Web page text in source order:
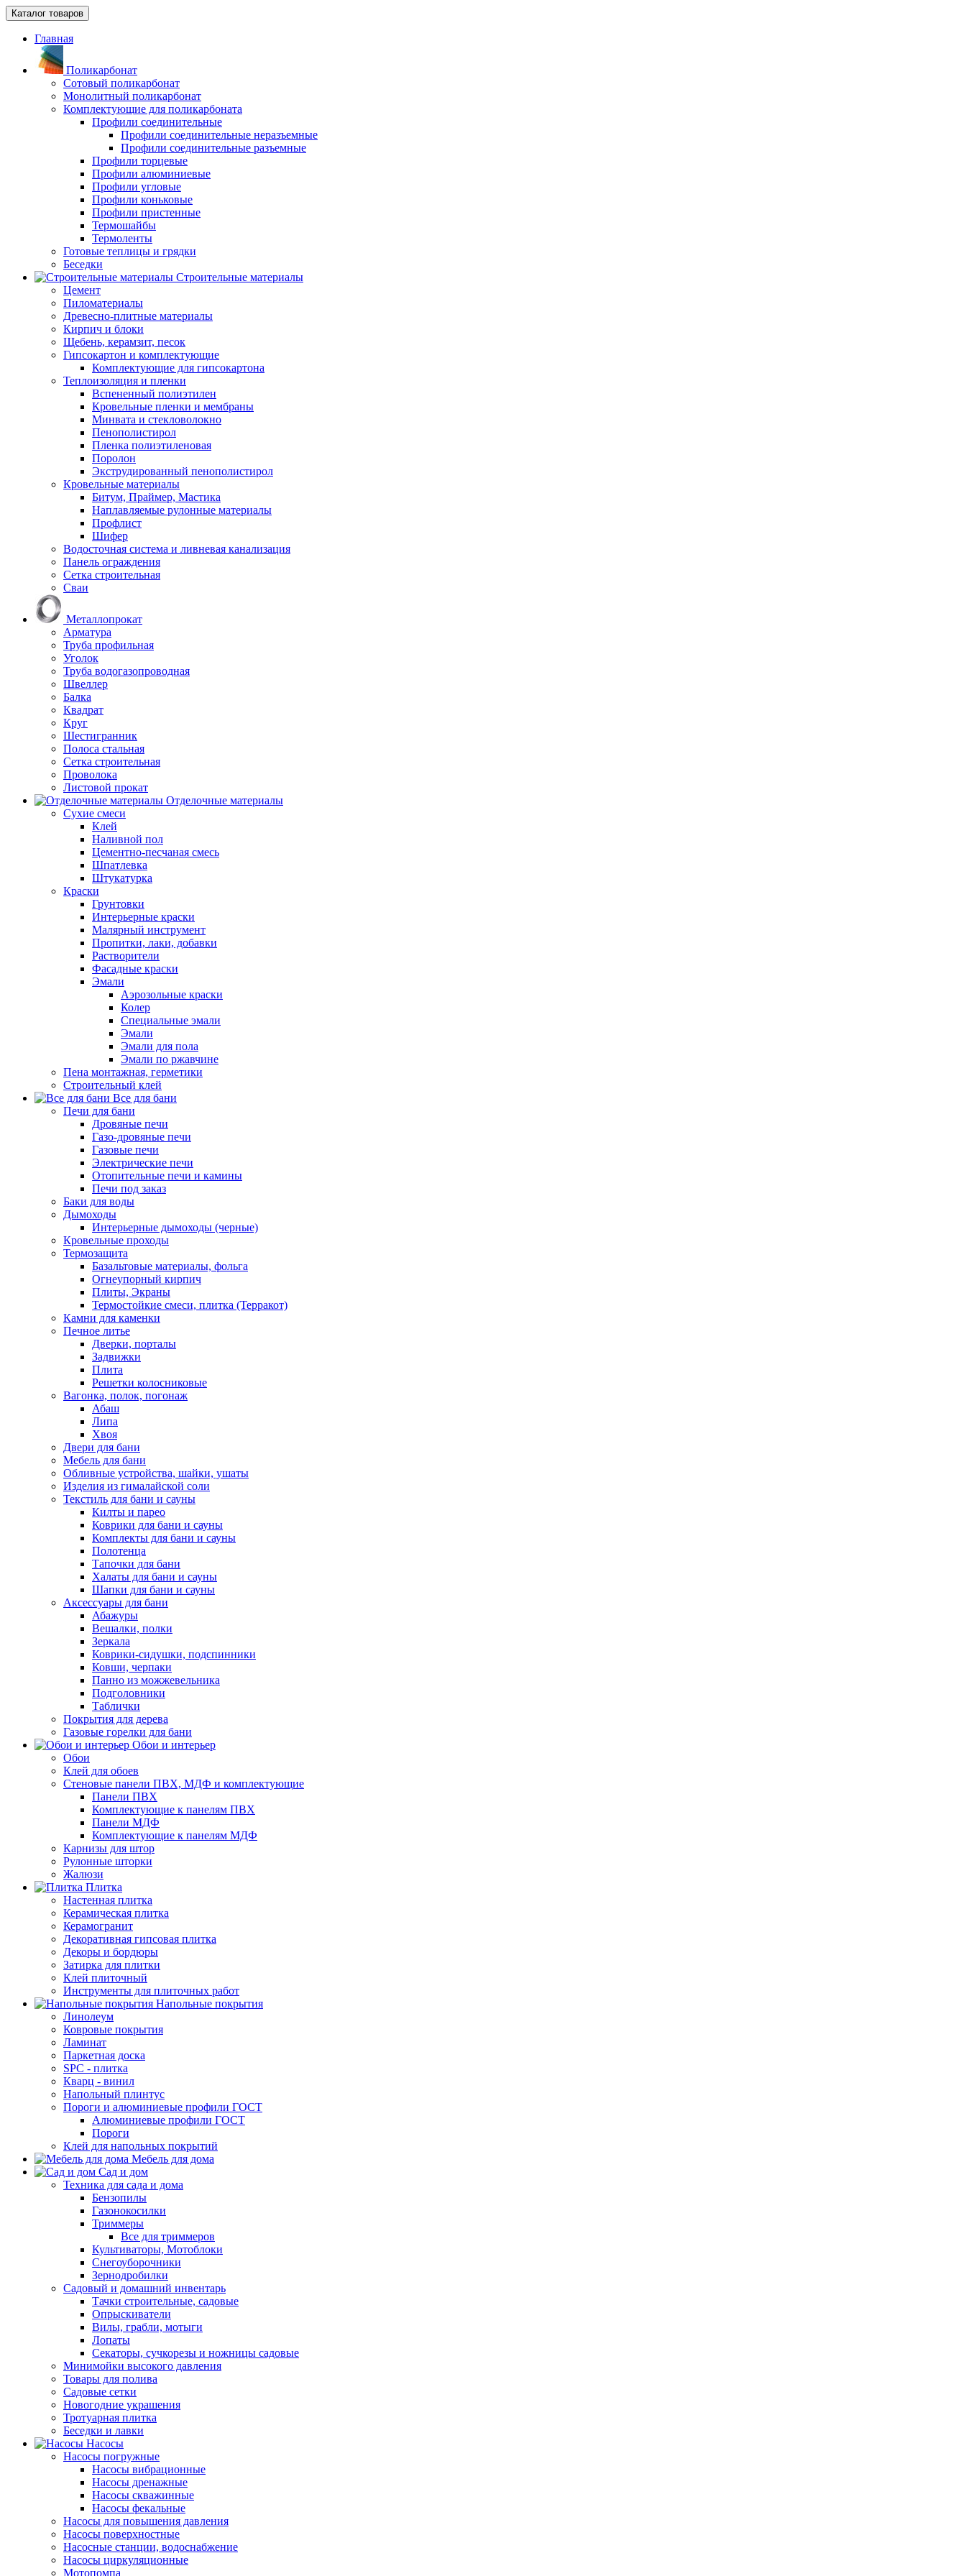
Каталог товаров
Главная
Поликарбонат
Сотовый поликарбонат
Монолитный поликарбонат
Комплектующие для поликарбоната
Профили соединительные
Профили соединительные неразъемные
Профили соединительные разъемные
Профили торцевые
Профили алюминиевые
Профили угловые
Профили коньковые
Профили пристенные
Термошайбы
Термоленты
Готовые теплицы и грядки
Беседки
Строительные материалы
Цемент
Пиломатериалы
Древесно-плитные материалы
Кирпич и блоки
Щебень, керамзит, песок
Гипсокартон и комплектующие
Комплектующие для гипсокартона
Теплоизоляция и пленки
Вспененный полиэтилен
Кровельные пленки и мембраны
Минвата и стекловолокно
Пенополистирол
Пленка полиэтиленовая
Поролон
Экструдированный пенополистирол
Кровельные материалы
Битум, Праймер, Мастика
Наплавляемые рулонные материалы
Профлист
Шифер
Водосточная система и ливневая канализация
Панель ограждения
Сетка строительная
Сваи
Металлопрокат
Арматура
Труба профильная
Уголок
Труба водогазопроводная
Швеллер
Балка
Квадрат
Круг
Шестигранник
Полоса стальная
Сетка строительная
Проволока
Листовой прокат
Отделочные материалы
Сухие смеси
Клей
Наливной пол
Цементно-песчаная смесь
Шпатлевка
Штукатурка
Краски
Грунтовки
Интерьерные краски
Малярный инструмент
Пропитки, лаки, добавки
Растворители
Фасадные краски
Эмали
Аэрозольные краски
Колер
Специальные эмали
Эмали
Эмали для пола
Эмали по ржавчине
Пена монтажная, герметики
Строительный клей
Все для бани
Печи для бани
Дровяные печи
Газо-дровяные печи
Газовые печи
Электрические печи
Отопительные печи и камины
Печи под заказ
Баки для воды
Дымоходы
Интерьерные дымоходы (черные)
Кровельные проходы
Термозащита
Базальтовые материалы, фольга
Огнеупорный кирпич
Плиты, Экраны
Термостойкие смеси, плитка (Терракот)
Камни для каменки
Печное литье
Дверки, порталы
Задвижки
Плита
Решетки колосниковые
Вагонка, полок, погонаж
Абаш
Липа
Хвоя
Двери для бани
Мебель для бани
Обливные устройства, шайки, ушаты
Изделия из гималайской соли
Текстиль для бани и сауны
Килты и парео
Коврики для бани и сауны
Комплекты для бани и сауны
Полотенца
Тапочки для бани
Халаты для бани и сауны
Шапки для бани и сауны
Аксессуары для бани
Абажуры
Вешалки, полки
Зеркала
Коврики-сидушки, подспинники
Ковши, черпаки
Панно из можжевельника
Подголовники
Таблички
Покрытия для дерева
Газовые горелки для бани
Обои и интерьер
Обои
Клей для обоев
Стеновые панели ПВХ, МДФ и комплектующие
Панели ПВХ
Комплектующие к панелям ПВХ
Панели МДФ
Комплектующие к панелям МДФ
Карнизы для штор
Рулонные шторки
Жалюзи
Плитка
Настенная плитка
Керамическая плитка
Керамогранит
Декоративная гипсовая плитка
Декоры и бордюры
Затирка для плитки
Клей плиточный
Инструменты для плиточных работ
Напольные покрытия
Линолеум
Ковровые покрытия
Ламинат
Паркетная доска
SPC - плитка
Кварц - винил
Напольный плинтус
Пороги и алюминиевые профили ГОСТ
Алюминиевые профили ГОСТ
Пороги
Клей для напольных покрытий
Мебель для дома
Сад и дом
Техника для сада и дома
Бензопилы
Газонокосилки
Триммеры
Все для триммеров
Культиваторы, Мотоблоки
Снегоуборочники
Зернодробилки
Садовый и домашний инвентарь
Тачки строительные, садовые
Опрыскиватели
Вилы, грабли, мотыги
Лопаты
Секаторы, сучкорезы и ножницы садовые
Минимойки высокого давления
Товары для полива
Садовые сетки
Новогодние украшения
Тротуарная плитка
Беседки и лавки
Насосы
Насосы погружные
Насосы вибрационные
Насосы дренажные
Насосы скважинные
Насосы фекальные
Насосы для повышения давления
Насосы поверхностные
Насосные станции, водоснабжение
Насосы циркуляционные
Мотопомпа